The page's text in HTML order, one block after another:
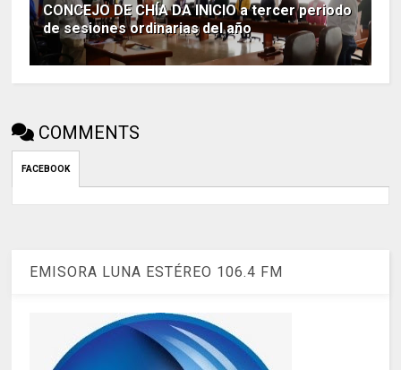
CONCEJO DE CHÍA DA INICIO a tercer periodo
de sesiones ordinarias del año
COMMENTS
FACEBOOK
EMISORA LUNA ESTÉREO 106.4 FM